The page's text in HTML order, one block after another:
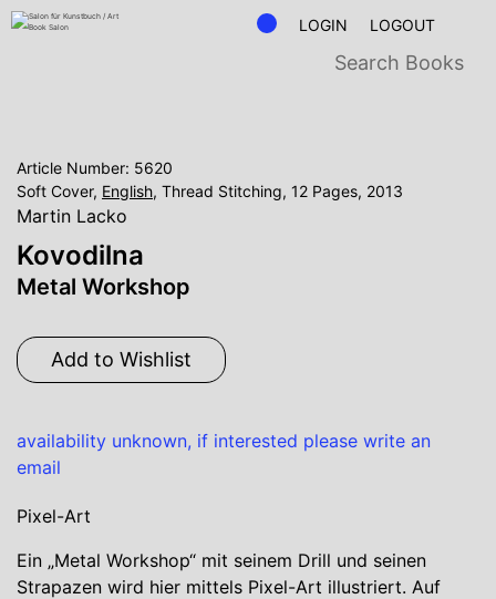
LOGIN LOGOUT
Article Number: 5620
Soft Cover, English, Thread Stitching, 12 Pages, 2013
Martin Lacko
Kovodilna
Metal Workshop
Add to Wishlist
availability unknown, if interested please write an
email
Pixel-Art
Ein „Metal Workshop“ mit seinem Drill und seinen
Strapazen wird hier mittels Pixel-Art illustriert. Auf